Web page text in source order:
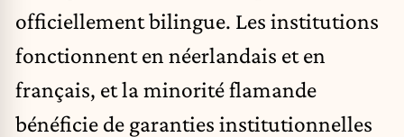
officiellement bilingue. Les institutions
fonctionnent en néerlandais et en
français, et la minorité flamande
bénéficie de garanties institutionnelles